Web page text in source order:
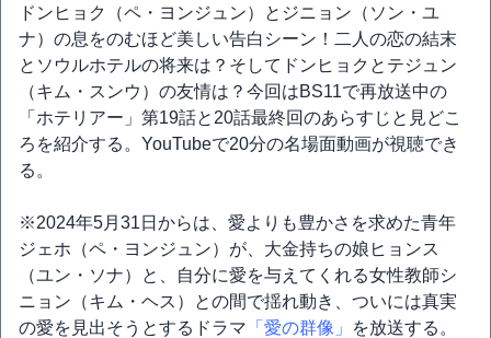
ドンヒョク（ペ・ヨンジュン）とジニョン（ソン・ユ
ナ）の息をのむほど美しい告白シーン！二人の恋の結末
とソウルホテルの将来は？そしてドンヒョクとテジュン
（キム・スンウ）の友情は？今回はBS11で再放送中の
「ホテリアー」第19話と20話最終回のあらすじと見どこ
ろを紹介する。YouTubeで20分の名場面動画が視聴でき
る。
※2024年5月31日からは、愛よりも豊かさを求めた青年
ジェホ（ペ・ヨンジュン）が、大金持ちの娘ヒョンス
（ユン・ソナ）と、自分に愛を与えてくれる女性教師シ
ニョン（キム・ヘス）との間で揺れ動き、ついには真実
の愛を見出そうとするドラマ 「愛の群像」 を放送する。